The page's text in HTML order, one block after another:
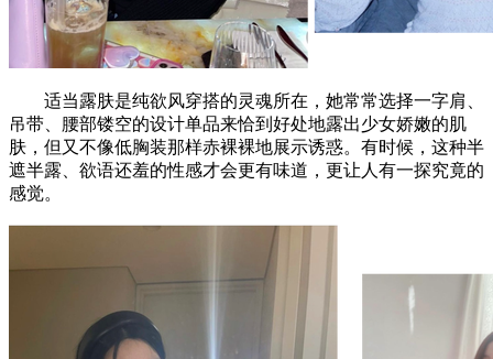
适当露肤是纯欲风穿搭的灵魂所在，她常常选择一字肩、
吊带、腰部镂空的设计单品来恰到好处地露出少女娇嫩的肌
肤，但又不像低胸装那样赤裸裸地展示诱惑。有时候，这种半
遮半露、欲语还羞的性感才会更有味道，更让人有一探究竟的
感觉。